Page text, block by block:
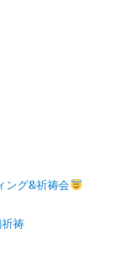
ング&祈祷会
祷